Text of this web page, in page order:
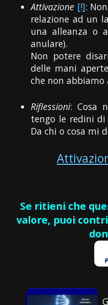
Attivazione [!]:
relazione ad un
una alleanza o
anulare).
Non potere
delle mani
che non abbiamo
Riflessioni: Cosa
tengo le redini di
Da chi o cosa mi
Se ritieni che
valore, puoi